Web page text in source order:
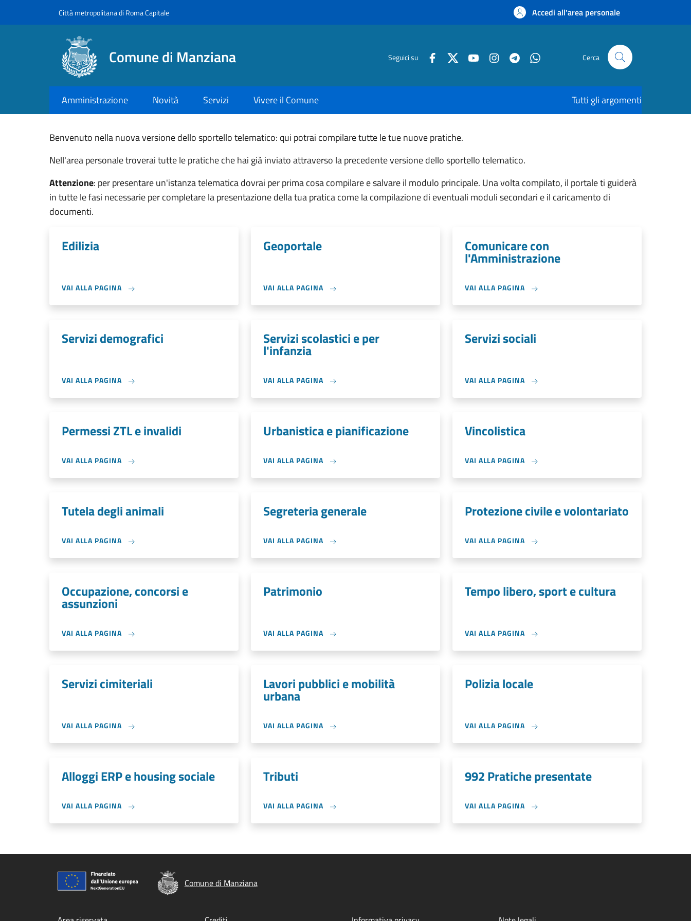
Città metropolitana di Roma Capitale Accedi all'area personale
Comune di Manziana Seguici su Cerca
Amministrazione Novità Servizi Vivere il Comune Tutti gli argomenti
Benvenuto nella nuova versione dello sportello telematico: qui potrai compilare tutte le tue nuove pratiche.
Nell'area personale troverai tutte le pratiche che hai già inviato attraverso la precedente versione dello sportello telematico.
Attenzione: per presentare un'istanza telematica dovrai per prima cosa compilare e salvare il modulo principale. Una volta compilato, il portale ti guiderà
in tutte le fasi necessarie per completare la presentazione della tua pratica come la compilazione di eventuali moduli secondari e il caricamento di
documenti.
Edilizia
VAI ALLA PAGINA
Geoportale
VAI ALLA PAGINA
Comunicare con
l'Amministrazione
VAI ALLA PAGINA
Servizi demografici
VAI ALLA PAGINA
Servizi scolastici e per
l'infanzia
VAI ALLA PAGINA
Servizi sociali
VAI ALLA PAGINA
Permessi ZTL e invalidi
VAI ALLA PAGINA
Urbanistica e pianificazione
VAI ALLA PAGINA
Vincolistica
VAI ALLA PAGINA
Tutela degli animali
VAI ALLA PAGINA
Segreteria generale
VAI ALLA PAGINA
Protezione civile e volontariato
VAI ALLA PAGINA
Occupazione, concorsi e
assunzioni
VAI ALLA PAGINA
Patrimonio
VAI ALLA PAGINA
Tempo libero, sport e cultura
VAI ALLA PAGINA
Servizi cimiteriali
VAI ALLA PAGINA
Lavori pubblici e mobilità
urbana
VAI ALLA PAGINA
Polizia locale
VAI ALLA PAGINA
Alloggi ERP e housing sociale
VAI ALLA PAGINA
Tributi
VAI ALLA PAGINA
992 Pratiche presentate
VAI ALLA PAGINA
Comune di Manziana